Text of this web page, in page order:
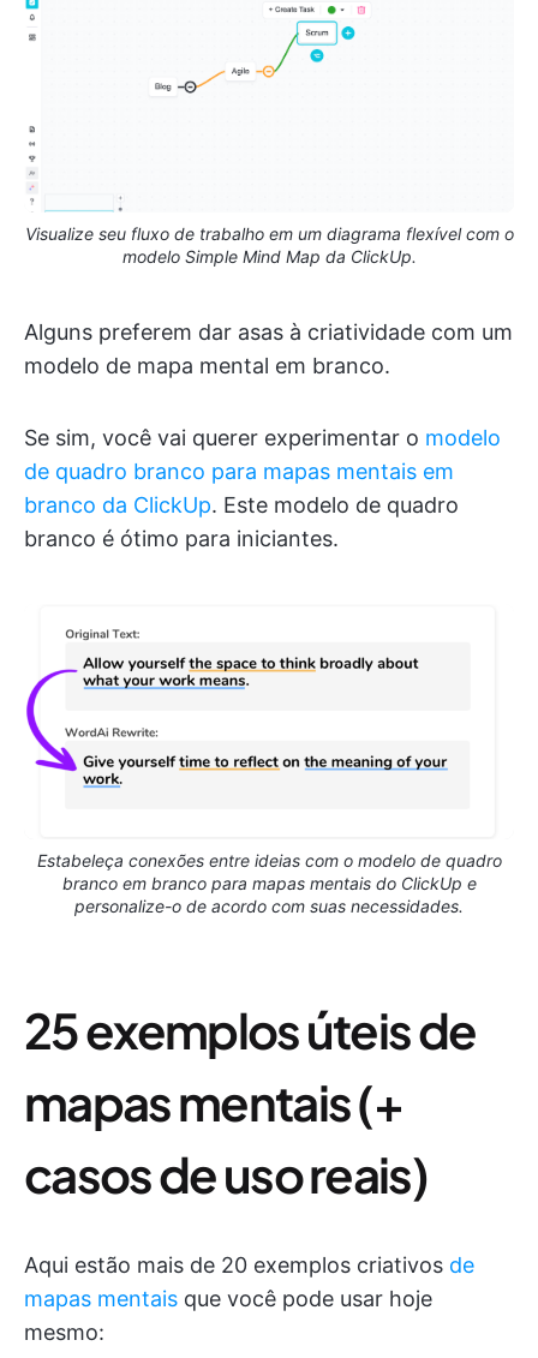
Visualize seu fluxo de trabalho em um diagrama flexível com o
modelo Simple Mind Map da ClickUp.
Alguns preferem dar asas à criatividade com um
modelo de mapa mental em branco.
Se sim, você vai querer experimentar o modelo
de quadro branco para mapas mentais em
branco da ClickUp. Este modelo de quadro
branco é ótimo para iniciantes.
Estabeleça conexões entre ideias com o modelo de quadro
branco em branco para mapas mentais do ClickUp e
personalize-o de acordo com suas necessidades.
25 exemplos úteis de
mapas mentais (+
casos de uso reais)
Aqui estão mais de 20 exemplos criativos de
mapas mentais que você pode usar hoje
mesmo: